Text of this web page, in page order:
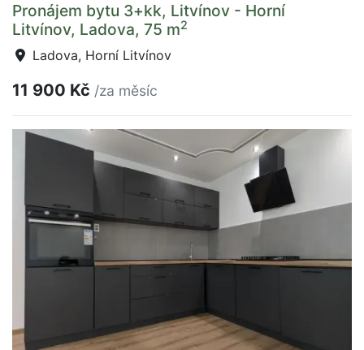
Pronájem bytu 3+kk, Litvínov - Horní
Litvínov, Ladova, 75 m2
Ladova, Horní Litvínov
11 900 Kč /za měsíc